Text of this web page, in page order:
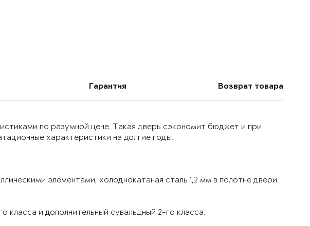
Гарантия Возврат товара
по разумной цене. Такая дверь сэкономит бюджет и при
характеристики на долгие годы.
элементами, холоднокатаная сталь 1,2 мм в полотне двери.
класса и дополнительный сувальдный 2-го класса.